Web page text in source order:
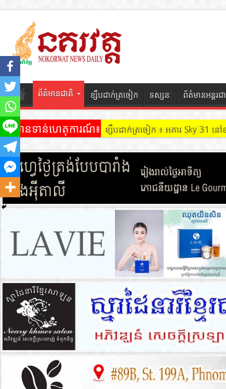
ព័ត៌មានជាតិ ខ្សឹបដាក់ត្រចៀក ទស្សនៈ ព័ត៌មានអន្តរជ
ព័ត៌មានទាន់ហេតុការណ៍៖ ខ្សឹបដាក់ត្រចៀក ៖ អគារ Sky 31